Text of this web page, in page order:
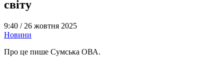
світу
9:40 / 26 жовтня 2025
Новини
Про це пише Сумська ОВА.